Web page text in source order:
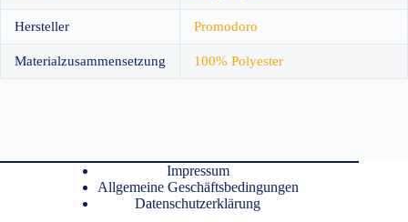
Hersteller Promodoro
Materialzusammensetzung 100% Polyester
Impressum
Allgemeine Geschäftsbedingungen
Datenschutzerklärung